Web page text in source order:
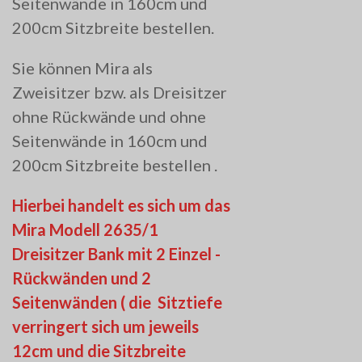
200cm Sitzbreite bestellen.
Sie können Mira als
Zweisitzer bzw. als Dreisitzer
ohne Rückwände und ohne
Seitenwände in 160cm und
200cm Sitzbreite bestellen .
Hierbei handelt es sich um das
Mira Modell 2635/1
Dreisitzer Bank mit 2 Einzel -
Rückwänden und 2
Seitenwänden ( die Sitztiefe
verringert sich um jeweils
12cm und die Sitzbreite